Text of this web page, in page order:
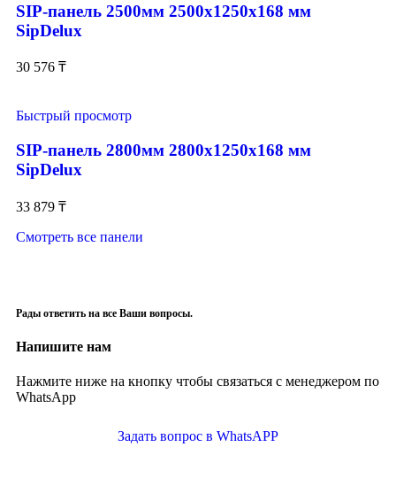
SIP-панель 2500мм 2500x1250x168 мм
SipDelux
30 576 ₸
Быстрый просмотр
SIP-панель 2800мм 2800x1250x168 мм
SipDelux
33 879 ₸
Смотреть все панели
Рады ответить на все Ваши вопросы.
Напишите нам
Нажмите ниже на кнопку чтобы связаться с менеджером по
WhatsApp
Задать вопрос в WhatsAPP